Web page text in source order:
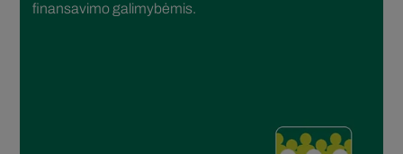
finansavimo galimybėmis.